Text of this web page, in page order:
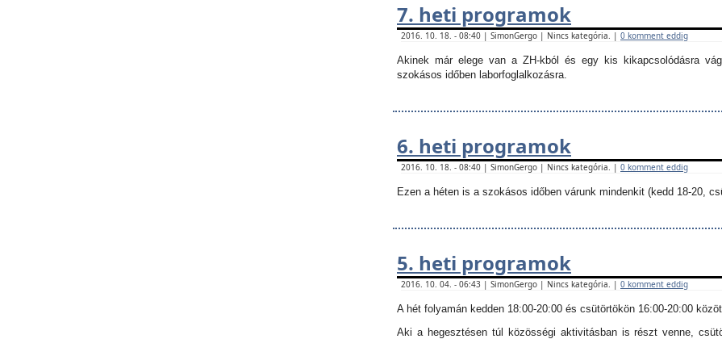
7. heti programok
2016. 10. 18. - 08:40 | SimonGergo | Nincs kategória. | 0 komment eddig
Akinek már elege van a ZH-kból és egy kis kikapcsolódásra
szokásos időben laborfoglalkozásra.
6. heti programok
2016. 10. 18. - 08:40 | SimonGergo | Nincs kategória. | 0 komment eddig
Ezen a héten is a szokásos időben várunk mindenkit (kedd 18-20,
5. heti programok
2016. 10. 04. - 06:43 | SimonGergo | Nincs kategória. | 0 komment eddig
A hét folyamán kedden 18:00-20:00 és csütörtökön 16:00-20:00
Aki a hegesztésen túl közösségi aktivitásban is részt venne,